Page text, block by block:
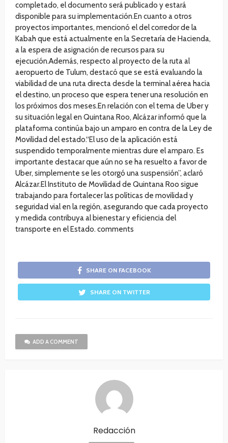
completado, el documento será publicado y estará
disponible para su implementación.En cuanto a otros
proyectos importantes, mencionó el del corredor de la
Kabah que está actualmente en la Secretaría de Hacienda,
a la espera de asignación de recursos para su
ejecución.Además, respecto al proyecto de la ruta al
aeropuerto de Tulum, destacó que se está evaluando la
viabilidad de una ruta directa desde la terminal aérea hacia
el destino, un proceso que espera tener una resolución en
los próximos dos meses.En relación con el tema de Uber y
su situación legal en Quintana Roo, Alcázar informó que la
plataforma continúa bajo un amparo en contra de la Ley de
Movilidad del estado.“El uso de la aplicación está
suspendido temporalmente mientras dure el amparo. Es
importante destacar que aún no se ha resuelto a favor de
Uber, simplemente se les otorgó una suspensión”, aclaró
Alcázar.El Instituto de Movilidad de Quintana Roo sigue
trabajando para fortalecer las políticas de movilidad y
seguridad vial en la región, asegurando que cada proyecto
y medida contribuya al bienestar y eficiencia del
transporte en el Estado. comments
SHARE ON FACEBOOK
SHARE ON TWITTER
ADD A COMMENT
Redacción